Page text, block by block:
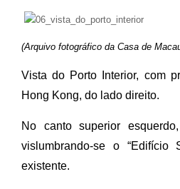
(Arquivo fotográfico da Casa de
Vista do Porto Interior, com
Hong Kong, do lado direito.
No canto superior
vislumbrando-se o “Edifício
existente.